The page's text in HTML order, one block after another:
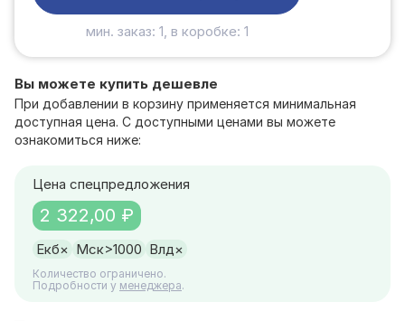
мин. заказ: 1, в коробке: 1
Вы можете купить дешевле
При добавлении в корзину применяется минимальная
доступная цена. С доступными ценами вы можете
ознакомиться ниже:
Цена спецпредложения
Количество ограничено.
Подробности у менеджера.
Екб× Мск>1000 Влд×
2 322,00 ₽